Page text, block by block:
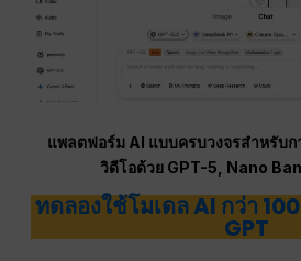
แพลตฟอร์ม AI แบบครบวงจรสำหรับก
วิดีโอด้วย GPT-5, Nano
ทดลองใช้โมเดล AI กว่า
GPT